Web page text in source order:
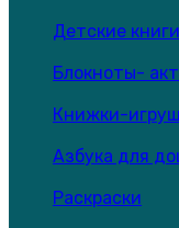
Детские книги
Блокноты-
Книжки-
Азбука для
Раскраски